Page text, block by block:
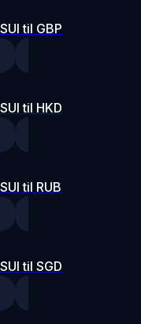
SUI til GBP
SUI til HKD
SUI til RUB
SUI til SGD